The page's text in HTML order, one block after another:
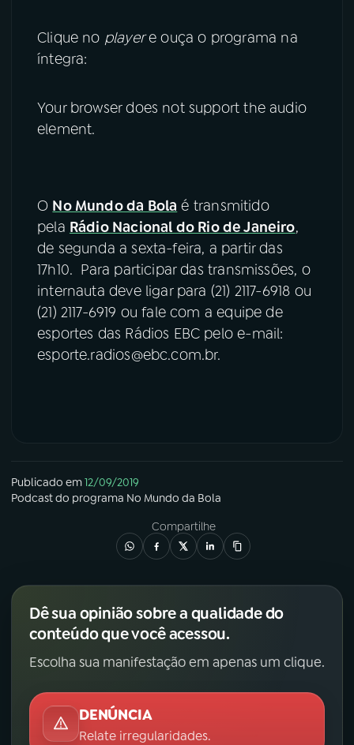
Clique no playere ouça o programa na
íntegra:
Your browser does not support the audio
element.
O No Mundo da Bola é transmitido
pela Rádio Nacional do Rio de Janeiro,
de segunda a sexta-feira, a partir das
17h10. Para participar das transmissões, o
internauta deve ligar para (21) 2117-6918 ou
(21) 2117-6919 ou fale com a equipe de
esportes das Rádios EBC pelo e-mail:
esporte.radios@ebc.com.br.
Publicado em12/09/2019
Podcastdo programa No Mundo da Bola
Compartilhe
Dê sua opinião sobre a qualidade do
conteúdo que você acessou.
Escolha sua manifestação em apenas um clique.
DENÚNCIA
Relate irregularidades.